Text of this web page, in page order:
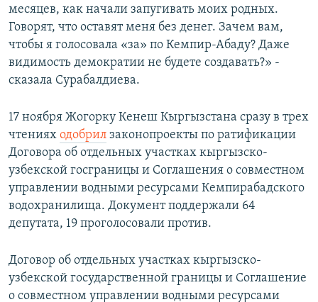
месяцев, как начали запугивать моих родных.
Говорят, что оставят меня без денег. Зачем вам,
чтобы я голосовала «за» по Кемпир-Абаду? Даже
видимость демократии не будете создавать?» -
сказала Сурабалдиева.
17 ноября Жогорку Кенеш Кыргызстана сразу в трех
чтениях одобрил законопроекты по ратификации
Договора об отдельных участках кыргызско-
узбекской госграницы и Соглашения о совместном
управлении водными ресурсами Кемпирабадского
водохранилища. Документ поддержали 64
депутата, 19 проголосовали против.
Договор об отдельных участках кыргызско-
узбекской государственной границы и Соглашение
о совместном управлении водными ресурсами